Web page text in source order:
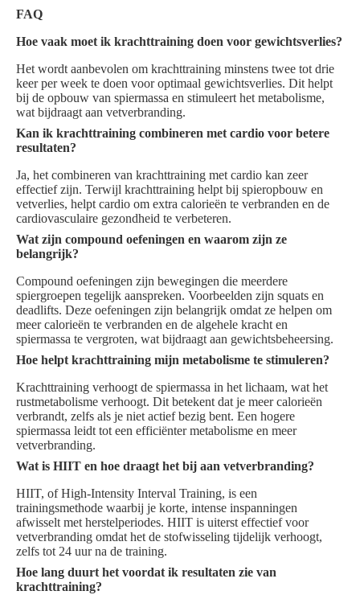
FAQ
Hoe vaak moet ik krachttraining doen voor gewichtsverlies?
Het wordt aanbevolen om krachttraining minstens twee tot drie
keer per week te doen voor optimaal gewichtsverlies. Dit helpt
bij de opbouw van spiermassa en stimuleert het metabolisme,
wat bijdraagt aan vetverbranding.
Kan ik krachttraining combineren met cardio voor betere
resultaten?
Ja, het combineren van krachttraining met cardio kan zeer
effectief zijn. Terwijl krachttraining helpt bij spieropbouw en
vetverlies, helpt cardio om extra calorieën te verbranden en de
cardiovasculaire gezondheid te verbeteren.
Wat zijn compound oefeningen en waarom zijn ze
belangrijk?
Compound oefeningen zijn bewegingen die meerdere
spiergroepen tegelijk aanspreken. Voorbeelden zijn squats en
deadlifts. Deze oefeningen zijn belangrijk omdat ze helpen om
meer calorieën te verbranden en de algehele kracht en
spiermassa te vergroten, wat bijdraagt aan gewichtsbeheersing.
Hoe helpt krachttraining mijn metabolisme te stimuleren?
Krachttraining verhoogt de spiermassa in het lichaam, wat het
rustmetabolisme verhoogt. Dit betekent dat je meer calorieën
verbrandt, zelfs als je niet actief bezig bent. Een hogere
spiermassa leidt tot een efficiënter metabolisme en meer
vetverbranding.
Wat is HIIT en hoe draagt het bij aan vetverbranding?
HIIT, of High-Intensity Interval Training, is een
trainingsmethode waarbij je korte, intense inspanningen
afwisselt met herstelperiodes. HIIT is uiterst effectief voor
vetverbranding omdat het de stofwisseling tijdelijk verhoogt,
zelfs tot 24 uur na de training.
Hoe lang duurt het voordat ik resultaten zie van
krachttraining?